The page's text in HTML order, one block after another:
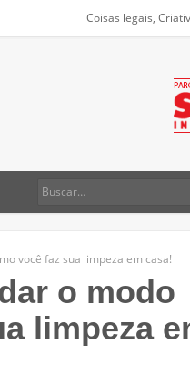
Coisas legais,
você faz sua limpeza em casa!
o modo
limpeza